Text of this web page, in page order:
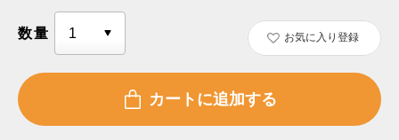
数量 お気に入り登録